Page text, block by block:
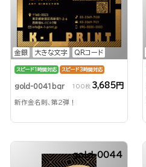
金銀 大きな文字 QRコード
スピード1時間対応 スピード3時間対応
gold-0041bqr 100枚 3,685円
新作金名刺、第2弾！
gold-0044